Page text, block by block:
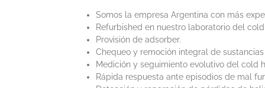
Somos la empresa Argentina con más
Refurbished en nuestro laboratorio del
Provisión de adsorber.
Chequeo y remoción integral de
Medición y seguimiento evolutivo del cold
Rápida respuesta ante episodios de mal